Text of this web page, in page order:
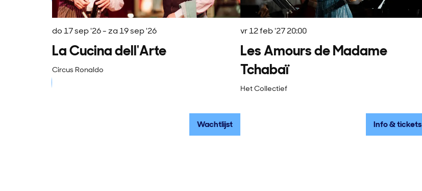
La Cucina dell'Arte
Circus Ronaldo
do 17 sep '26-za 19 sep '26
Wachtlijst
Les Amours de Madame
Tchabaï
Het Collectief
vr 12 feb '2720:00
Info & tickets